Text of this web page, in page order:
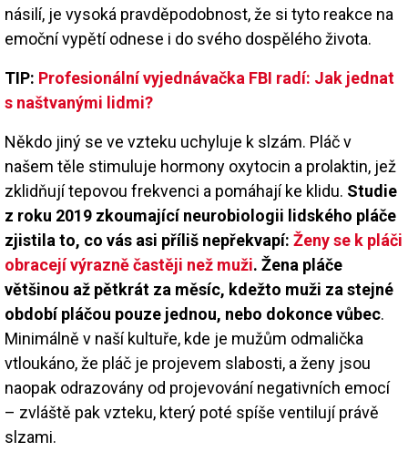
násilí, je vysoká pravděpodobnost, že si tyto reakce na
emoční vypětí odnese i do svého dospělého života.
TIP: Profesionální vyjednávačka FBI radí: Jak jednat
s naštvanými lidmi?
Někdo jiný se ve vzteku uchyluje k slzám. Pláč v
našem těle stimuluje hormony oxytocin a prolaktin, jež
zklidňují tepovou frekvenci a pomáhají ke klidu. Studie
z roku 2019 zkoumající neurobiologii lidského pláče
zjistila to, co vás asi příliš nepřekvapí: Ženy se k pláči
obracejí výrazně častěji než muži. Žena pláče
většinou až pětkrát za měsíc, kdežto muži za stejné
období pláčou pouze jednou, nebo dokonce vůbec.
Minimálně v naší kultuře, kde je mužům odmalička
vtloukáno, že pláč je projevem slabosti, a ženy jsou
naopak odrazovány od projevování negativních emocí
– zvláště pak vzteku, který poté spíše ventilují právě
slzami.